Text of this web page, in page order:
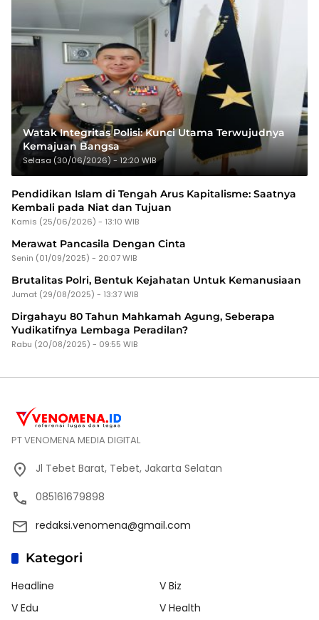
Watak Integritas Polisi: Kunci Utama Terwujudnya
Kemajuan Bangsa
Selasa (30/06/2026) - 12:20 WIB
Pendidikan Islam di Tengah Arus Kapitalisme: Saatnya
Kembali pada Niat dan Tujuan
Kamis (25/06/2026) - 13:10 WIB
Merawat Pancasila Dengan Cinta
Senin (01/09/2025) - 20:07 WIB
Brutalitas Polri, Bentuk Kejahatan Untuk Kemanusiaan
Jumat (29/08/2025) - 13:37 WIB
Dirgahayu 80 Tahun Mahkamah Agung, Seberapa
Yudikatifnya Lembaga Peradilan?
Rabu (20/08/2025) - 09:55 WIB
PT VENOMENA MEDIA DIGITAL
Jl Tebet Barat, Tebet, Jakarta Selatan
085161679898
redaksi.venomena@gmail.com
Kategori
Headline
V Biz
V Edu
V Health